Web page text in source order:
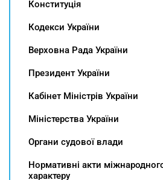
Конституція
Кодекси України
Верховна Рада України
Президент України
Кабінет Міністрів України
Міністерства України
Органи судової влади
Нормативні акти
характеру